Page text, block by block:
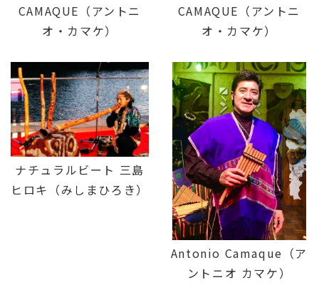
CAMAQUE（アントニ
オ・カマケ）
CAMAQUE（アントニ
オ・カマケ）
ナチュラルビート 三島
ヒロキ（みしまひろき）
Antonio Camaque（ア
ントニオ カマケ）